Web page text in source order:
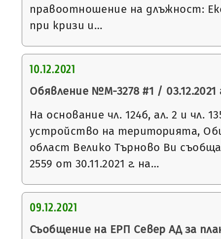
правоотношение на длъжност:
при кризи и…
10.12.2021
Обявление №М-3278 #1 / 03.12.2021
На основание чл. 124б, ал. 2 и чл.
устройство на територията,
област Велико Търново Ви
2559 от 30.11.2021 г. на…
09.12.2021
Съобщение на ЕРП Север АД за